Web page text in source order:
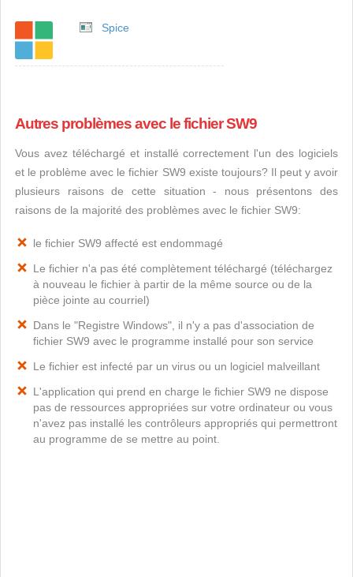
Spice
Autres problèmes avec le fichier SW9
Vous avez téléchargé et installé correctement l'un des logiciels
et le problème avec le fichier SW9 existe toujours? Il peut y avoir
plusieurs raisons de cette situation - nous présentons des
raisons de la majorité des problèmes avec le fichier SW9:
le fichier SW9 affecté est endommagé
Le fichier n'a pas été complètement téléchargé (téléchargez
à nouveau le fichier à partir de la même source ou de la
pièce jointe au courriel)
Dans le "Registre Windows", il n'y a pas d'association de
fichier SW9 avec le programme installé pour son service
Le fichier est infecté par un virus ou un logiciel malveillant
L'application qui prend en charge le fichier SW9 ne dispose
pas de ressources appropriées sur votre ordinateur ou vous
n'avez pas installé les contrôleurs appropriés qui permettront
au programme de se mettre au point.